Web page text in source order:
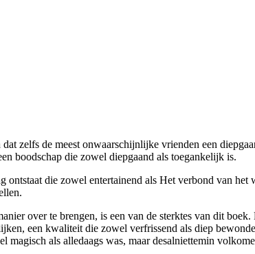
zelfs de meest onwaarschijnlijke vrienden een
boodschap die zowel diepgaand als toegankelijk is.
die zowel entertainend als Het verbond van het
over te brengen, is een van de sterktes van dit
een kwaliteit die zowel verfrissend als diep
als alledaags was, maar desalniettemin